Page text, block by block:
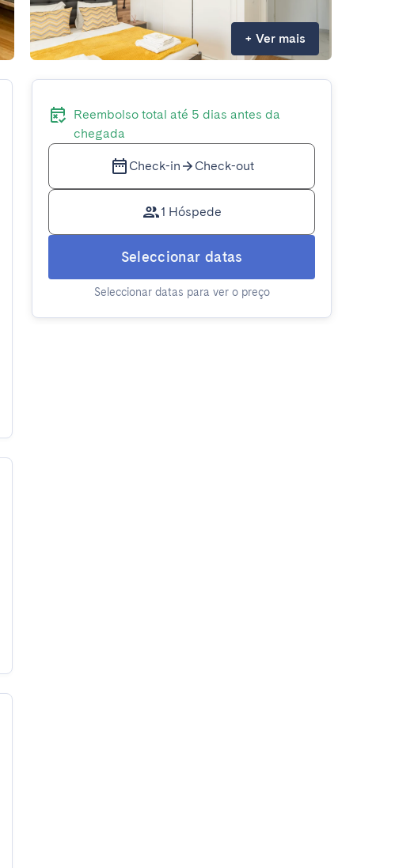
+ Ver mais
Reembolso total até 5 dias antes da
chegada
Check-in Check-out
1 Hóspede
Seleccionar datas
Seleccionar datas para ver o preço